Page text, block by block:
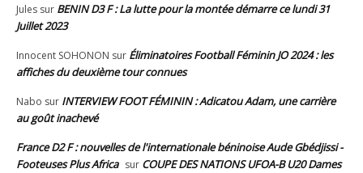
Jules sur BENIN D3 F : La lutte pour la montée démarre ce lundi 31
Juillet 2023
Innocent SOHONON sur Éliminatoires Football Féminin JO 2024 : les
affiches du deuxième tour connues
Nabo sur INTERVIEW FOOT FÉMININ : Adicatou Adam, une carrière
au goût inachevé
France D2 F : nouvelles de l'internationale béninoise Aude Gbédjissi -
Footeuses Plus Africa sur COUPE DES NATIONS UFOA-B U20 Dames